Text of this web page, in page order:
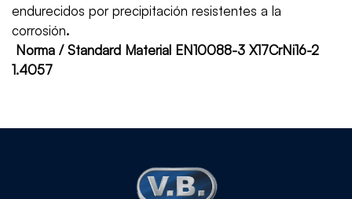
endurecidos por precipitación resistentes a la
corrosión.
Norma / Standard Material EN10088-3 X17CrNi16-2
1.4057